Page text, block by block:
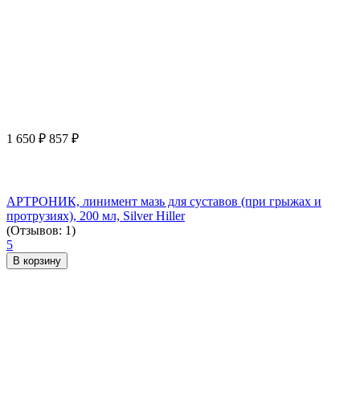
1 650 ₽ 857 ₽
АРТРОНИК, линимент мазь для суставов (при грыжах и
протрузиях), 200 мл, Silver Hiller
(Отзывов: 1)
5
В корзину